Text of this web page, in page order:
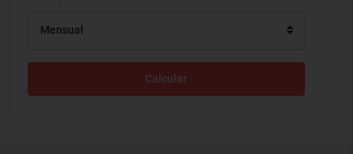
Mensual
Calcular